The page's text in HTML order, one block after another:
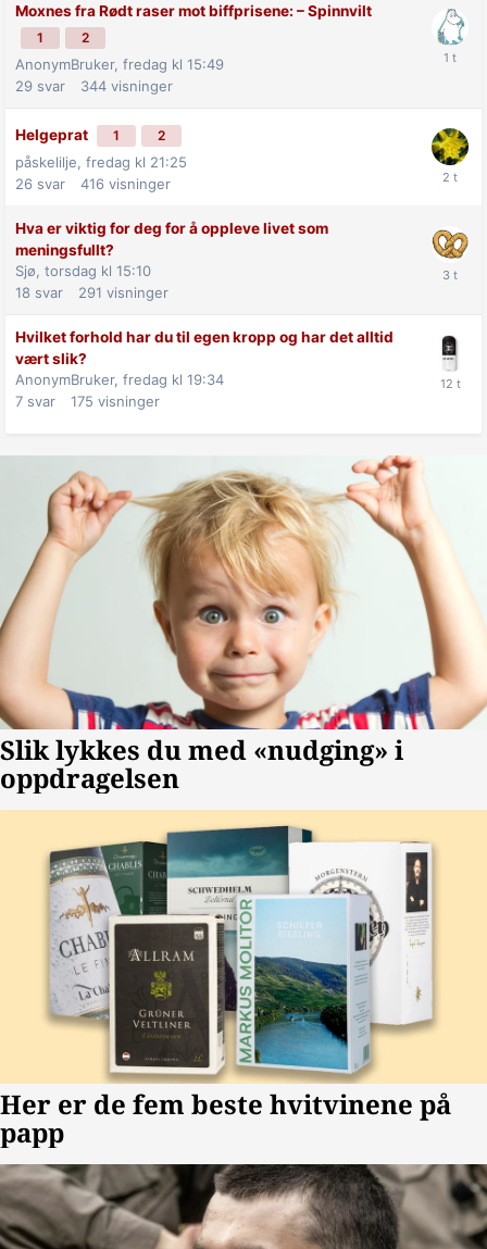
Moxnes fra Rødt raser mot biff­prisene: –⁠ Spinnvilt
1 2
AnonymBruker, fredag kl 15:49
29 svar 344 visninger
Helgeprat 1 2
påskelilje, fredag kl 21:25
26 svar 416 visninger
Hva er viktig for deg for å oppleve livet som
meningsfullt?
Sjø, torsdag kl 15:10
18 svar 291 visninger
Hvilket forhold har du til egen kropp og har det alltid
vært slik?
AnonymBruker, fredag kl 19:34
7 svar 175 visninger